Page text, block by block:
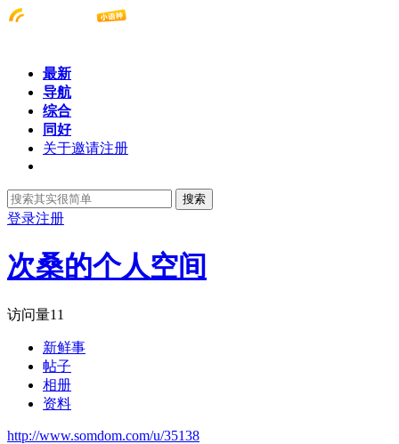
最新
导航
综合
同好
关于邀请注册
搜索
登录注册
次桑的个人空间
访问量11
新鲜事
帖子
相册
资料
http://www.somdom.com/u/35138